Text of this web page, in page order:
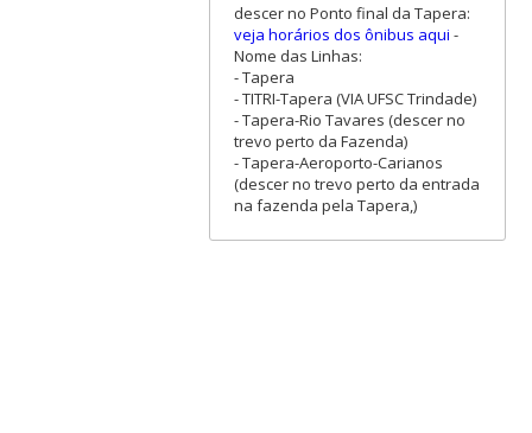
descer no Ponto final da Tapera:
veja horários dos ônibus aqui -
Nome das Linhas:
- Tapera
- TITRI-Tapera (VIA UFSC Trindade)
- Tapera-Rio Tavares (descer no
trevo perto da Fazenda)
- Tapera-Aeroporto-Carianos
(descer no trevo perto da entrada
na fazenda pela Tapera,)